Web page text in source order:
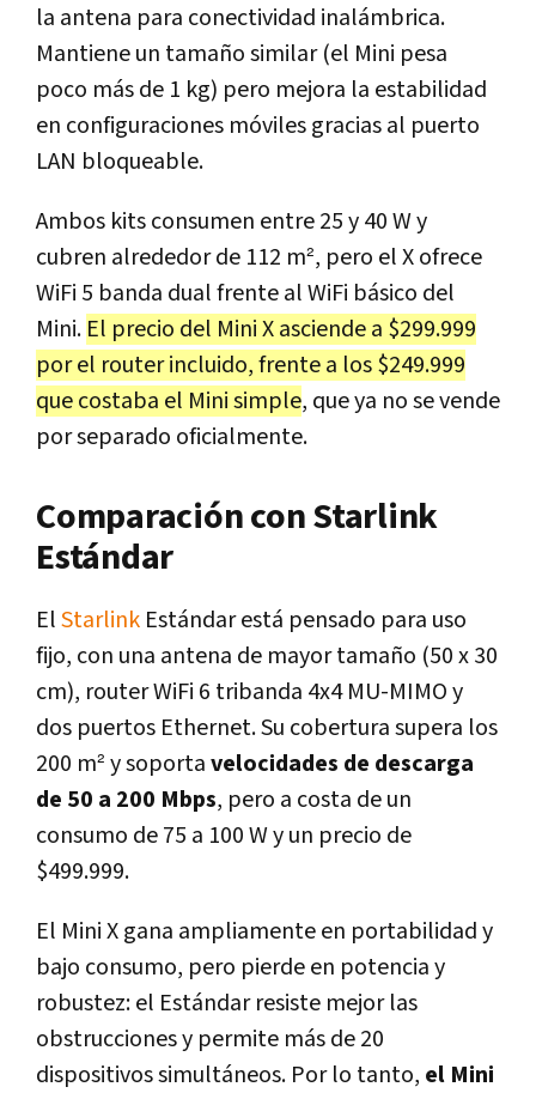
la antena para conectividad inalámbrica.
Mantiene un tamaño similar (el Mini pesa
poco más de 1 kg) pero mejora la estabilidad
en configuraciones móviles gracias al puerto
LAN bloqueable.
Ambos kits consumen entre 25 y 40 W y
cubren alrededor de 112 m², pero el X ofrece
WiFi 5 banda dual frente al WiFi básico del
Mini. El precio del Mini X asciende a $299.999
por el router incluido, frente a los $249.999
que costaba el Mini simple, que ya no se vende
por separado oficialmente.
Comparación con Starlink
Estándar
ElStarlink Estándar está pensado para uso
fijo, con una antena de mayor tamaño (50 x 30
cm), router WiFi 6 tribanda 4x4 MU-MIMO y
dos puertos Ethernet. Su cobertura supera los
200 m² y soportavelocidades de descarga
de 50 a 200 Mbps, pero a costa de un
consumo de 75 a 100 W y un precio de
$499.999.
El Mini X gana ampliamente en portabilidad y
bajo consumo, pero pierde en potencia y
robustez: el Estándar resiste mejor las
obstrucciones y permite más de 20
dispositivos simultáneos. Por lo tanto, el Mini